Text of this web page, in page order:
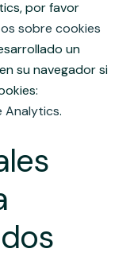
por favor
sobre cookies
un
su navegador si
Analytics.